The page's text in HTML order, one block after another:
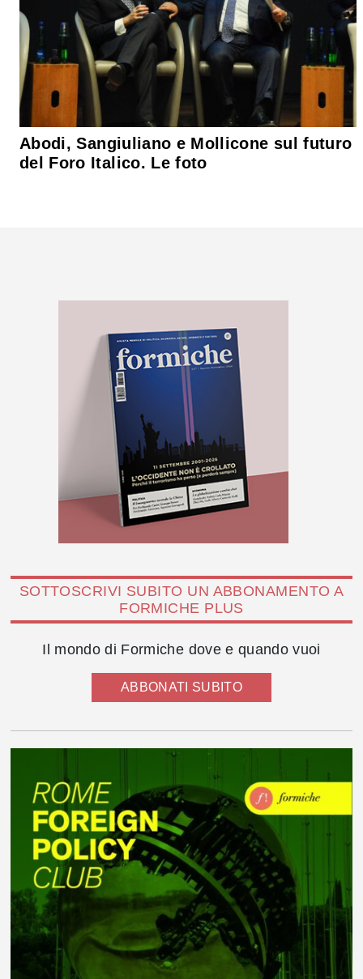
Abodi, Sangiuliano e Mollicone sul futuro
del Foro Italico. Le foto
SOTTOSCRIVI SUBITO UN ABBONAMENTO A
FORMICHE PLUS
Il mondo di Formiche dove e quando vuoi
ABBONATI SUBITO